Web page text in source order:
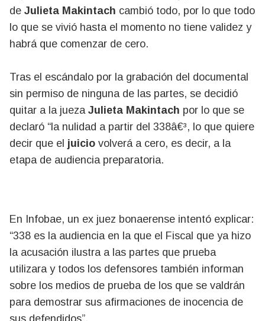
de Julieta Makintach cambió todo, por lo que todo
lo que se vivió hasta el momento no tiene validez y
habrá que comenzar de cero.
Tras el escándalo por la grabación del documental
sin permiso de ninguna de las partes, se decidió
quitar a la jueza Julieta Makintach por lo que se
declaró “la nulidad a partir del 338â€³, lo que quiere
decir que el juicio volverá a cero, es decir, a la
etapa de audiencia preparatoria.
En Infobae, un ex juez bonaerense intentó explicar:
“338 es la audiencia en la que el Fiscal que ya hizo
la acusación ilustra a las partes que prueba
utilizara y todos los defensores también informan
sobre los medios de prueba de los que se valdrán
para demostrar sus afirmaciones de inocencia de
sus defendidos”.